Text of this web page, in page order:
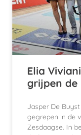
Elia
grijpen
Jasper De
gegrepen in de
Zesdaagse. In